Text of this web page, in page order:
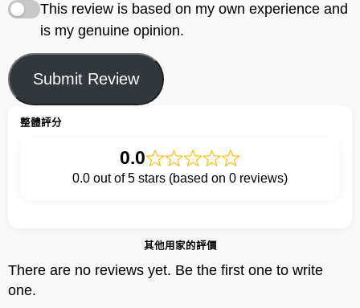
This review is based on my own experience and
is my genuine opinion.
Submit Review
整體評分
0.0
0.0 out of 5 stars (based on 0 reviews)
其他用家的評價
There are no reviews yet. Be the first one to write
one.